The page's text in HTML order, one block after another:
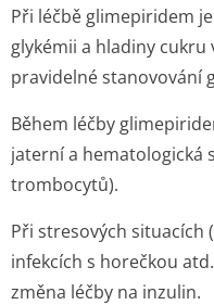
Při léčbě glimepiridem
glykémii a hladiny
pravidelné stanovování
Během léčby
jaterní a hematologická
trombocytů).
Při stresových situacích
infekcích s horečkou
změna léčby na inzulin.